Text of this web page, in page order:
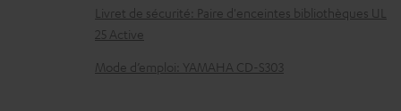
n
t
s
Livret de sécurité: Paire d'enceintes bibliothèques UL
25 Active
Mode d’emploi: YAMAHA CD-S303